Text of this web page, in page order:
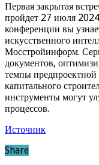
Первая закрытая
пройдет 27 июля 2024
конференции вы
искусственного
Мосстройинформ.
документов,
темпы предпроектной
капитального
инструменты могут
процессов.
Источник
Share